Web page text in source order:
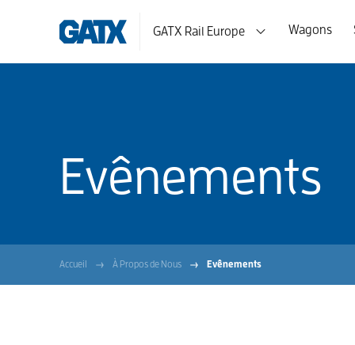
GATX Rail Europe Wagons
Evênements
Accueil À Propos de Nous Evênements